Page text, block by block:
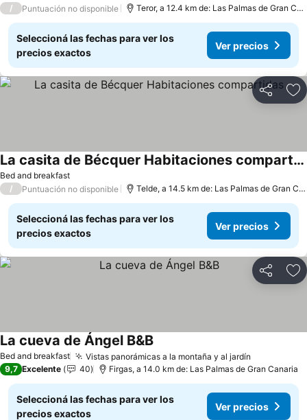
/ Puntuación no disponible Teror, a 12.4 km de: Las Palmas de Gran Canaria
Seleccioná las fechas para ver los
precios exactos
Ver precios
Compartir
Bed and breakfast
La casita de Bécquer Habitaciones compartidas
/ Puntuación no disponible Telde, a 14.5 km de: Las Palmas de Gran Canaria
Seleccioná las fechas para ver los
precios exactos
Ver precios
Compartir
Bed and breakfast Vistas panorámicas a la montaña y al jardín
La cueva de Ángel B&B
9,7 Excelente 40 Firgas, a 14.0 km de: Las Palmas de Gran Canaria
Seleccioná las fechas para ver los
precios exactos
Ver precios